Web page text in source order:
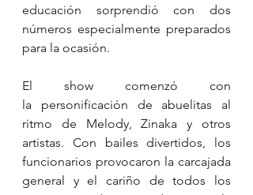
educación sorprendió con dos
números especialmente preparados
para la ocasión.
El show comenzó con
la personificación de abuelitas al
ritmo de Melody, Zinaka y otros
artistas. Con bailes divertidos, los
funcionarios provocaron la carcajada
general y el cariño de todos los